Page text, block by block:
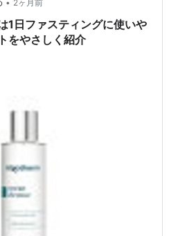
• 2ヶ月前
1日ファスティングに使いや
をやさしく紹介